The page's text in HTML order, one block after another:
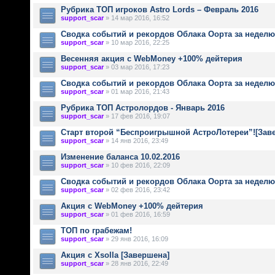
Рубрика ТОП игроков Astro Lords – Февраль 2016
support_scar» 14 мар 2016, 16:52
Сводка событий и рекордов Облака Оорта за неделю
support_scar» 10 мар 2016, 22:25
Весенняя акция с WebMoney +100% дейтерия
support_scar» 03 мар 2016, 17:23
Сводка событий и рекордов Облака Оорта за неделю
support_scar» 01 мар 2016, 21:43
Рубрика ТОП Астролордов - Январь 2016
support_scar» 17 фев 2016, 19:07
Старт второй “Беспроигрышной
support_scar» 14 янв 2016, 23:49
Изменение баланса 10.02.2016
support_scar» 10 фев 2016, 22:09
Сводка событий и рекордов Облака Оорта за неделю
support_scar» 02 фев 2016, 23:42
Акция с WebMoney +100% дейтерия
support_scar» 01 фев 2016, 16:59
ТОП по грабежам!
support_scar» 29 янв 2016, 16:09
Акция с Xsolla [Завершена]
support_scar» 28 янв 2016, 22:49